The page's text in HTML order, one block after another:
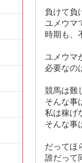
負けて負
ユメウマ
時期も、
ユメウマ
必要なの
競馬は難
そんな事
私は稼げ
そんな事
だってほ
誰だって